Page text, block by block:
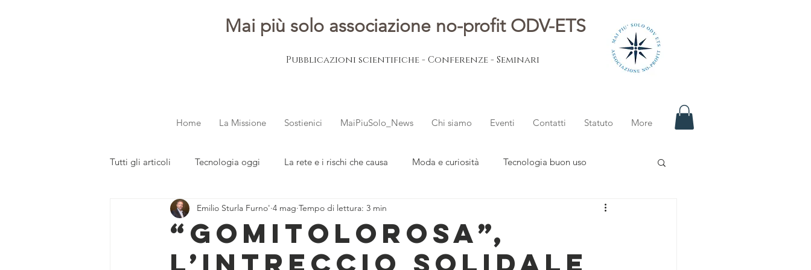
Mai più solo associazione no-profit ODV-ETS
Pubblicazioni scientifiche - Conferenze - Seminari
Home La Missione Sostienici MaiPiuSolo_News Chi siamo Eventi Contatti Statuto More
Tutti gli articoli Tecnologia oggi La rete e i rischi che causa Moda e curiosità Tecnologia buon uso
dalla redazione Parola ai giovani L'esperto risponde
“GOMITOLOROSA”,
L’INTRECCIO SOLIDALE
Emilio Sturla Furno' 4 mag Tempo di lettura: 3 min